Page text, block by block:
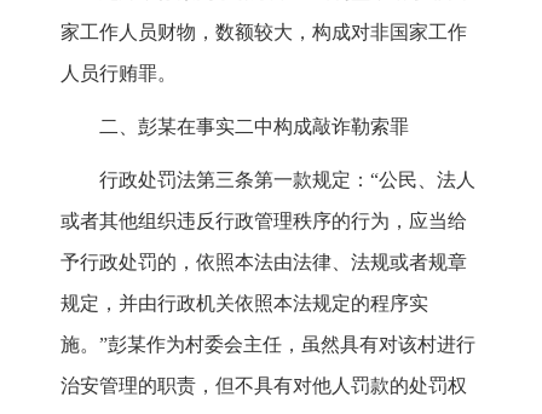
家工作人员财物，数额较大，构成对非国家工作
人员行贿罪。
二、彭某在事实二中构成敲诈勒索罪
行政处罚法第三条第一款规定：“公民、法人
或者其他组织违反行政管理秩序的行为，应当给
予行政处罚的，依照本法由法律、法规或者规章
规定，并由行政机关依照本法规定的程序实
施。”彭某作为村委会主任，虽然具有对该村进行
治安管理的职责，但不具有对他人罚款的处罚权